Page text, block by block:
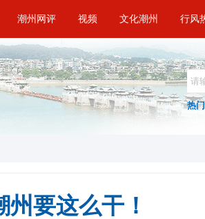
潮州网评 视频 文化潮州 行风
热
要这么干！